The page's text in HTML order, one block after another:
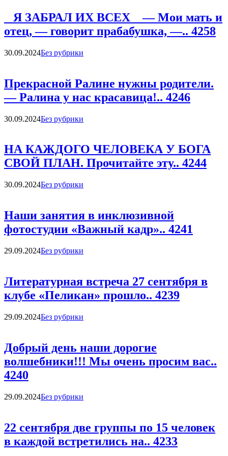
Я ЗАБРАЛ ИХ ВСЕХ — Мои мать и
отец, — говорит прабабушка, —.. 4258
30.09.2024Categories
Без рубрики
Прекрасной Ралине нужны родители.
— Ралина у нас красавица!.. 4246
30.09.2024Categories
Без рубрики
НА КАЖДОГО ЧЕЛОВЕКА У БОГА
СВОЙ ПЛАН. Прочитайте эту.. 4244
30.09.2024Categories
Без рубрики
Наши занятия в инклюзивной
фотостудии «Важный кадр».. 4241
29.09.2024Categories
Без рубрики
Литературная встреча 27 сентября в
клубе «Пеликан» прошло.. 4239
29.09.2024Categories
Без рубрики
Добрый день наши дорогие
волшебники!!! Мы очень просим вас..
4240
29.09.2024Categories
Без рубрики
22 сентября две группы по 15 человек
в каждой встретились на.. 4233